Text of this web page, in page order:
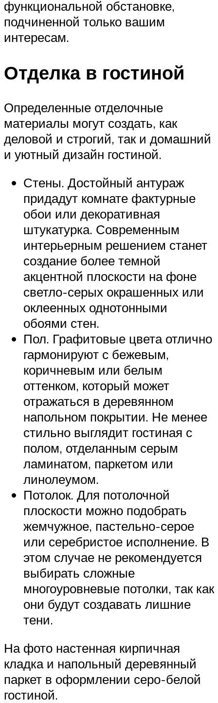
функциональной обстановке,
подчиненной только вашим
интересам.
Отделка в гостиной
Определенные отделочные
материалы могут создать, как
деловой и строгий, так и домашний
и уютный дизайн гостиной.
Стены. Достойный антураж
придадут комнате фактурные
обои или декоративная
штукатурка. Современным
интерьерным решением станет
создание более темной
акцентной плоскости на фоне
светло-серых окрашенных или
оклеенных однотонными
обоями стен.
Пол. Графитовые цвета отлично
гармонируют с бежевым,
коричневым или белым
оттенком, который может
отражаться в деревянном
напольном покрытии. Не менее
стильно выглядит гостиная с
полом, отделанным серым
ламинатом, паркетом или
линолеумом.
Потолок. Для потолочной
плоскости можно подобрать
жемчужное, пастельно-серое
или серебристое исполнение. В
этом случае не рекомендуется
выбирать сложные
многоуровневые потолки, так как
они будут создавать лишние
тени.
На фото настенная кирпичная
кладка и напольный деревянный
паркет в оформлении серо-белой
гостиной.